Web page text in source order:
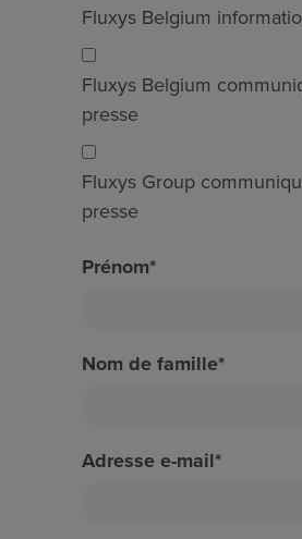
Fluxys Belgium
Fluxys Belgium
presse
Fluxys Group
presse
Prénom*
Nom de famille*
Adresse e-mail*